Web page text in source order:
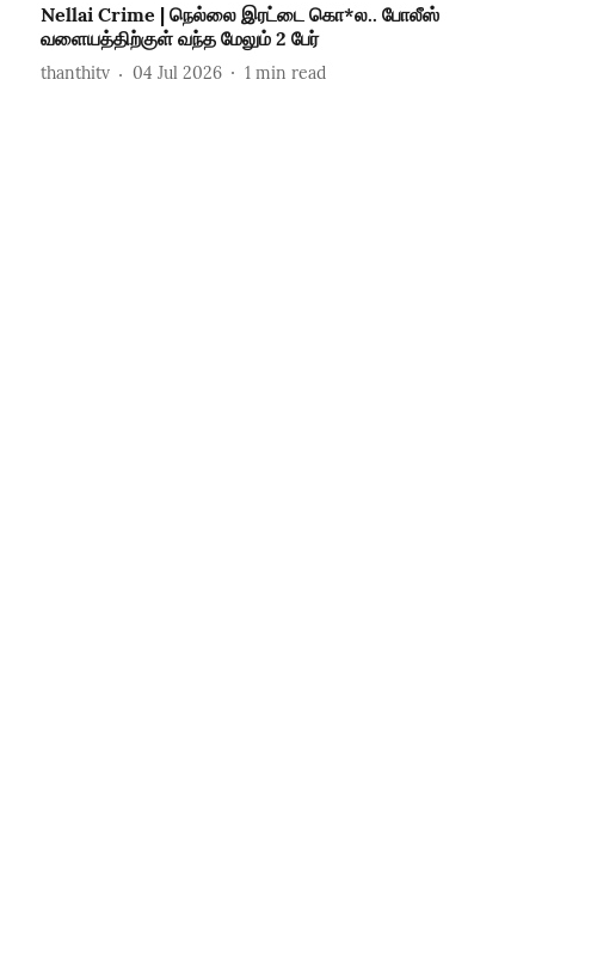
Nellai Crime | நெல்லை இரட்டை கொ*ல.. போலீஸ்
வளையத்திற்குள் வந்த மேலும் 2 பேர்
thanthitv 04 Jul 2026 1 min read